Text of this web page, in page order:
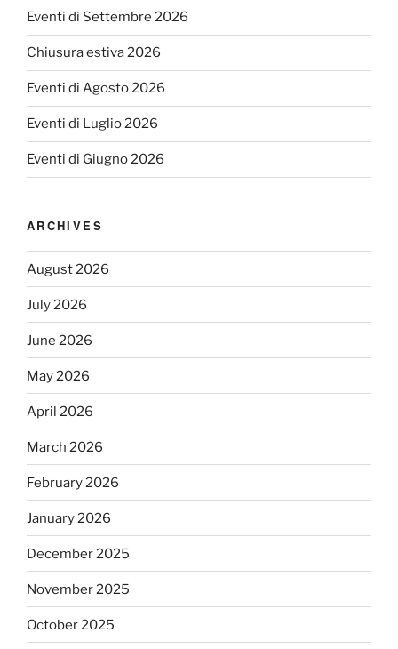
Eventi di Settembre 2026
Chiusura estiva 2026
Eventi di Agosto 2026
Eventi di Luglio 2026
Eventi di Giugno 2026
ARCHIVES
August 2026
July 2026
June 2026
May 2026
April 2026
March 2026
February 2026
January 2026
December 2025
November 2025
October 2025